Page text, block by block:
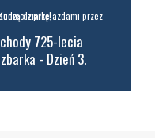
725-lecia
- Dzień 3.